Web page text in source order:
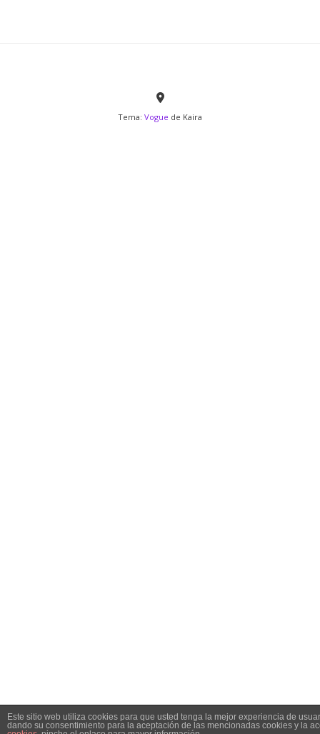
Tema: Vogue de Kaira
Este sitio web utiliza cookies para que usted tenga la mejor experiencia de
dando su consentimiento para la aceptación de las mencionadas cookies y la